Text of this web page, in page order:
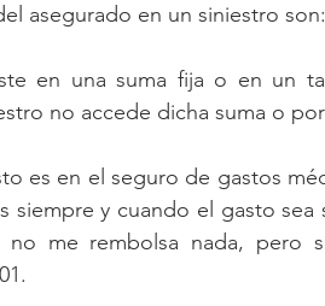
asegurado en un siniestro son:
en una suma fija o en un
no accede dicha suma o
es en el seguro de gastos
siempre y cuando el gasto sea
no me rembolsa nada, pero